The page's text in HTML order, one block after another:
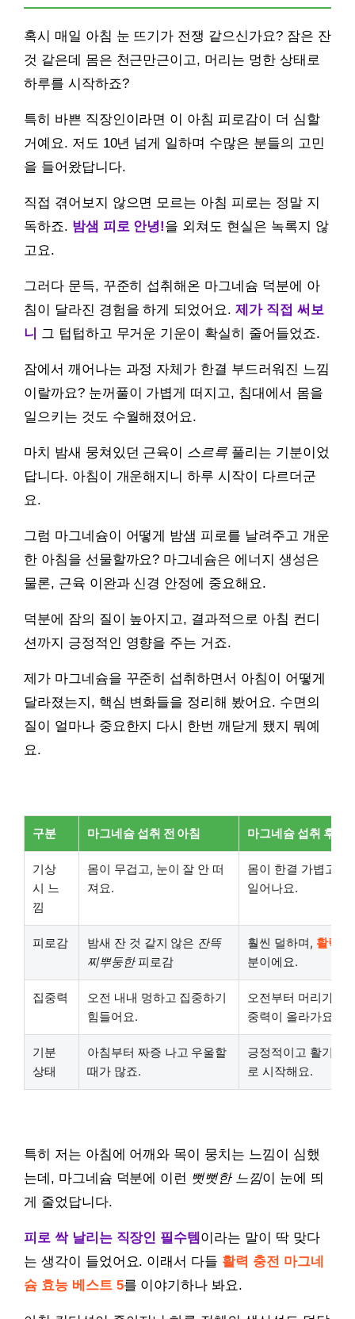
혹시 매일 아침 눈 뜨기가 전쟁 같으신가요? 잠은 잔
것 같은데 몸은 천근만근이고, 머리는 멍한 상태로
하루를 시작하죠?
특히 바쁜 직장인이라면 이 아침 피로감이 더 심할
거예요. 저도 10년 넘게 일하며 수많은 분들의 고민
을 들어왔답니다.
직접 겪어보지 않으면 모르는 아침 피로는 정말 지
독하죠. 밤샘 피로 안녕!을 외쳐도 현실은 녹록지 않
고요.
그러다 문득, 꾸준히 섭취해온 마그네슘 덕분에 아
침이 달라진 경험을 하게 되었어요. 제가 직접 써보
니
그 텁텁하고 무거운 기운이 확실히 줄어들었죠.
잠에서 깨어나는 과정 자체가 한결 부드러워진 느낌
이랄까요? 눈꺼풀이 가볍게 떠지고, 침대에서 몸을
일으키는 것도 수월해졌어요.
마치 밤새 뭉쳐있던 근육이 스르륵 풀리는 기분이었
답니다. 아침이 개운해지니 하루 시작이 다르더군
요.
그럼 마그네슘이 어떻게 밤샘 피로를 날려주고 개운
한 아침을 선물할까요? 마그네슘은 에너지 생성은
물론, 근육 이완과 신경 안정에 중요해요.
덕분에 잠의 질이 높아지고, 결과적으로 아침 컨디
션까지 긍정적인 영향을 주는 거죠.
제가 마그네슘을 꾸준히 섭취하면서 아침이 어떻게
달라졌는지, 핵심 변화들을 정리해 봤어요. 수면의
질이 얼마나 중요한지 다시 한번 깨닫게 됐지 뭐예
요.
구분 마그네슘 섭취 전 아침 마그네슘 섭취 후 아
기상
시 느
낌
몸이 무겁고, 눈이 잘 안 떠
져요.
몸이 한결 가볍고,
일어나요.
피로감 밤새 잔 것 같지 않은 잔뜩
찌뿌둥한피로감
훨씬 덜하며, 활력
분이에요.
집중력
오전 내내 멍하고 집중하기
힘들어요.
오전부터 머리가 맑
중력이 올라가요.
기분
상태
아침부터 짜증 나고 우울할
때가 많죠.
긍정적이고 활기찬
로 시작해요.
특히 저는 아침에 어깨와 목이 뭉치는 느낌이 심했
는데, 마그네슘 덕분에 이런 뻣뻣한 느낌이 눈에 띄
게 줄었답니다.
피로 싹 날리는 직장인 필수템 이라는 말이 딱 맞다
는 생각이 들었어요. 이래서 다들 활력 충전 마그네
슘 효능 베스트 5를 이야기하나 봐요.